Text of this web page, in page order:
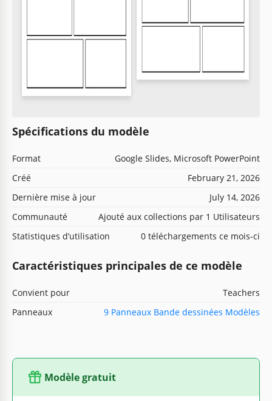
Spécifications du modèle
Format
Google Slides, Microsoft PowerPoint
Créé
February 21, 2026
Dernière mise à jour
July 14, 2026
Communauté
Ajouté aux collections par 1 Utilisateurs
Statistiques d’utilisation
0 téléchargements ce mois-ci
Caractéristiques principales de ce modèle
Convient pour
Teachers
Panneaux
9 Panneaux Bande dessinées Modèles
Modèle gratuit